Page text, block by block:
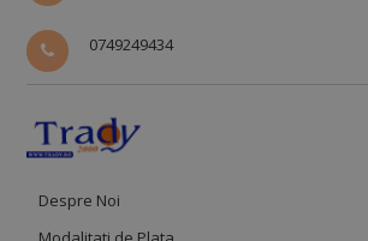
0749249434
Despre Noi